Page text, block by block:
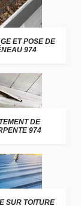
ET POSE DE
974
DE
974
SUR TOITURE